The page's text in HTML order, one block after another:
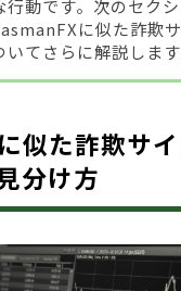
行動です。次のセクシ
に似た詐欺
いてさらに解説します
似た詐欺サ
分け方